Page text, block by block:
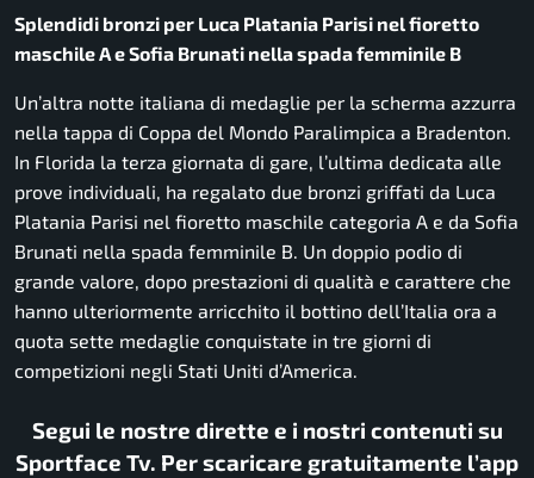
Splendidi bronzi per Luca Platania Parisi nel fioretto
maschile A e Sofia Brunati nella spada femminile B
Un’altra notte italiana di medaglie per la scherma azzurra
nella tappa di Coppa del Mondo Paralimpica a Bradenton.
In Florida la terza giornata di gare, l’ultima dedicata alle
prove individuali, ha regalato due bronzi griffati da Luca
Platania Parisi nel fioretto maschile categoria A e da Sofia
Brunati nella spada femminile B. Un doppio podio di
grande valore, dopo prestazioni di qualità e carattere che
hanno ulteriormente arricchito il bottino dell’Italia ora a
quota sette medaglie conquistate in tre giorni di
competizioni negli Stati Uniti d’America.
Segui le nostre dirette e i nostri contenuti su
Sportface Tv. Per scaricare gratuitamente l’app